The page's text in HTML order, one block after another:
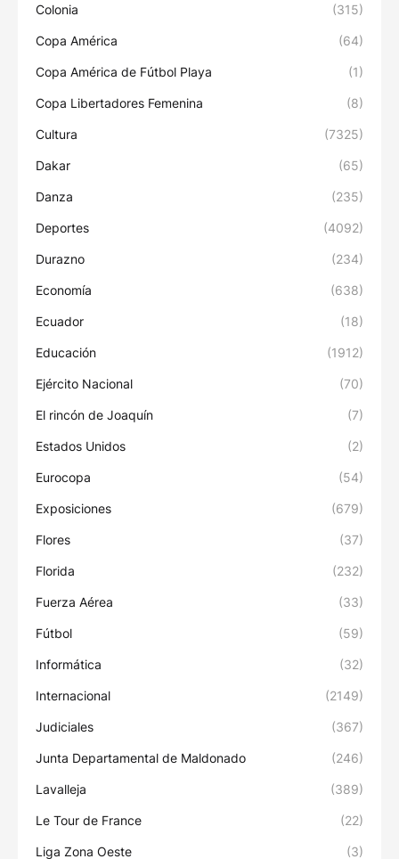
Colonia (315)
Copa América (64)
Copa América de Fútbol Playa (1)
Copa Libertadores Femenina (8)
Cultura (7325)
Dakar (65)
Danza (235)
Deportes (4092)
Durazno (234)
Economía (638)
Ecuador (18)
Educación (1912)
Ejército Nacional (70)
El rincón de Joaquín (7)
Estados Unidos (2)
Eurocopa (54)
Exposiciones (679)
Flores (37)
Florida (232)
Fuerza Aérea (33)
Fútbol (59)
Informática (32)
Internacional (2149)
Judiciales (367)
Junta Departamental de Maldonado (246)
Lavalleja (389)
Le Tour de France (22)
Liga Zona Oeste (3)